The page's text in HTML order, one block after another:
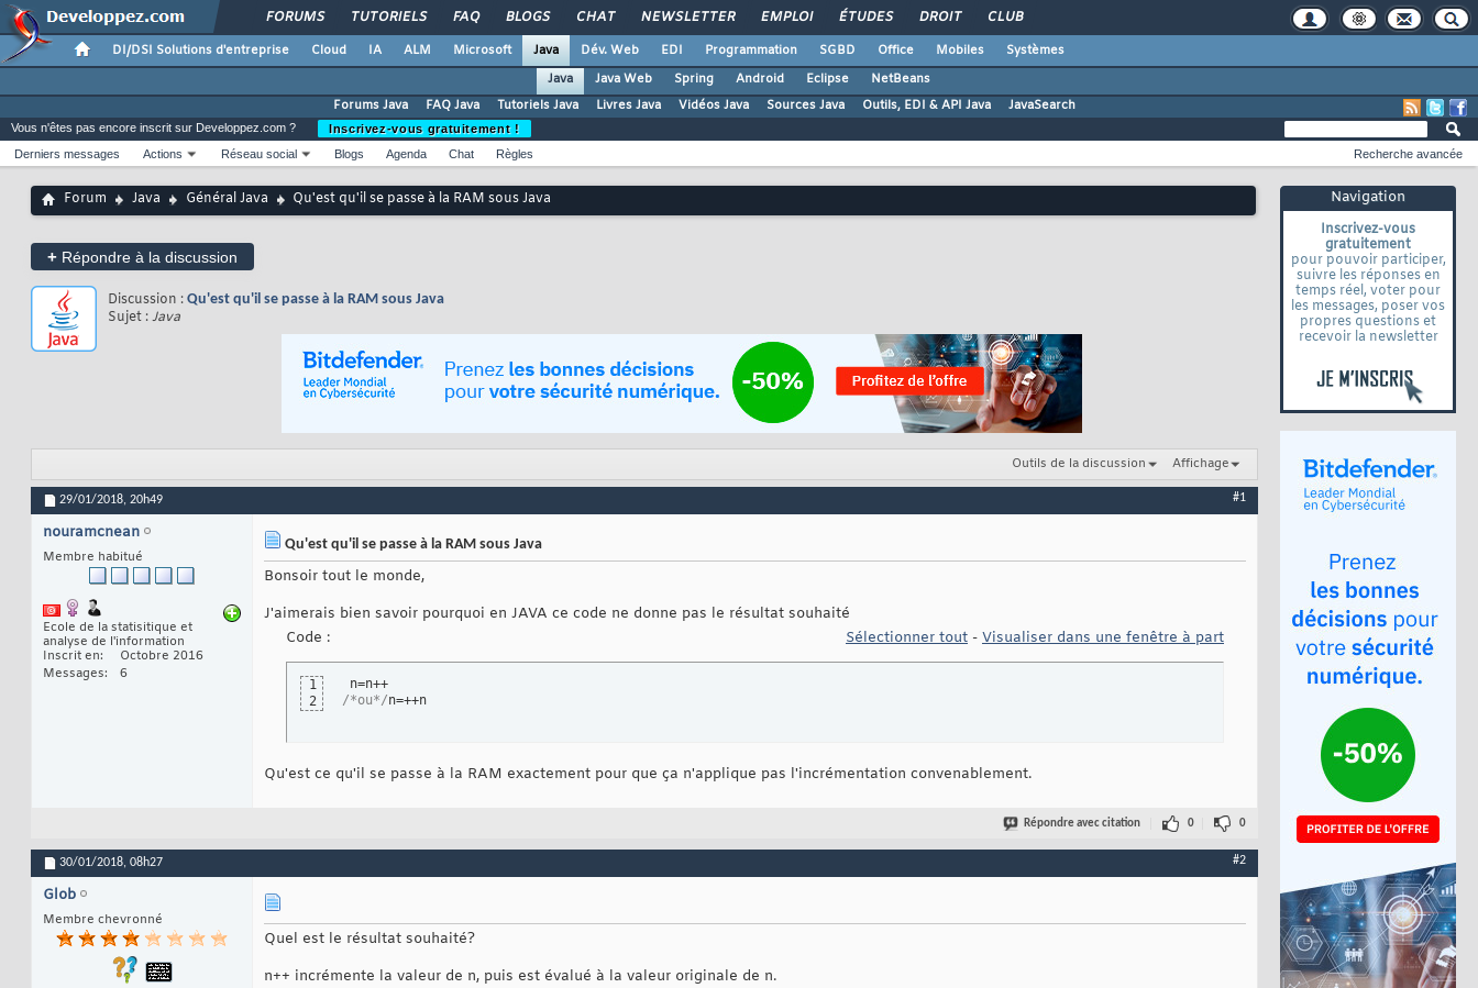
FORUMS TUTORIELS FAQ BLOGS CHAT NEWSLETTER EMPLOI ÉTUDES DROIT CLUB
DI/DSI Solutions d'entreprise Cloud IA ALM Microsoft Java Dév. Web EDI Programmation SGBD Office Mobiles
Systèmes
Java
Java Web Spring Android Eclipse
NetBeans
Forums Java
FAQ Java Tutoriels Java Livres Java Vidéos Java Sources Java Outils, EDI & API Java JavaSearch
Navigation
Inscrivez-vous
gratuitement
pour pouvoir participer,
suivre les réponses en
temps réel, voter pour
les messages, poser vos
propres questions et
recevoir la newsletter
Vous n'êtes pas encore inscrit sur Developpez.com ?
Inscrivez-vous gratuitement !
Derniers messages
Actions Réseau social Blogs Agenda Chat Règles Recherche avancée
Forum Java Général Java Qu'est qu'il se passe à la RAM sous Java
+ Répondre à la discussion
Discussion : Qu'est qu'il se passe à la RAM sous Java
Sujet :Java
Outils de la discussion Affichage
29/01/2018, 20h49 #1
nouramcnean
Membre habitué
Ecole de la statisitique et
analyse de l'information
Inscrit en
Octobre 2016
Messages
6
Qu'est qu'il se passe à la RAM sous Java
Bonsoir tout le monde,
J'aimerais bien savoir pourquoi en JAVA ce code ne donne pas le résultat souhaité
Code :
Sélectionner tout - Visualiser dans une fenêtre à part
1
2
/*ou*/n=++n
Qu'est ce qu'il se passe à la RAM exactement pour que ça n'applique pas l'incrémentation convenablement.
Répondre avec citation 0 0
30/01/2018, 08h27 #2
Glob
Membre chevronné
Quel est le résultat souhaité?
n++ incrémente la valeur de n, puis est évalué à la valeur originale de n.